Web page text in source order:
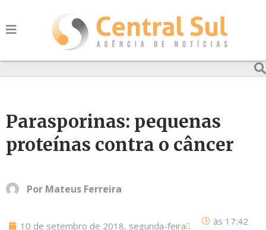
Parasporinas: pequenas
proteínas contra o câncer
Por Mateus Ferreira
10 de setembro de 2018, segunda-feira às 17:42